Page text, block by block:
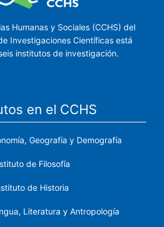
Humanas y Sociales (CCHS) del
Investigaciones Científicas está
institutos de investigación.
en el CCHS
Geografía y Demografía
de Filosofía
de Historia
Literatura y Antropología